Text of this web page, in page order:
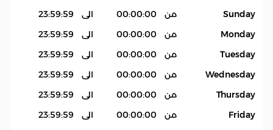
Sunday
من 00:00:00 الى
23:59:59
Monday
من 00:00:00 الى
23:59:59
Tuesday
من 00:00:00 الى
23:59:59
Wednesday
من 00:00:00 الى
23:59:59
Thursday
من 00:00:00 الى
23:59:59
Friday
من 00:00:00 الى 23:59:59